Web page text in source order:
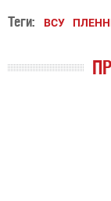
Теги: ВСУ